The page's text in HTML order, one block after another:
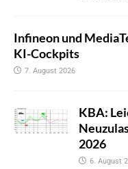
Infineon und
KI-Cockpits
7. August 2026
KBA:
2026
6. August